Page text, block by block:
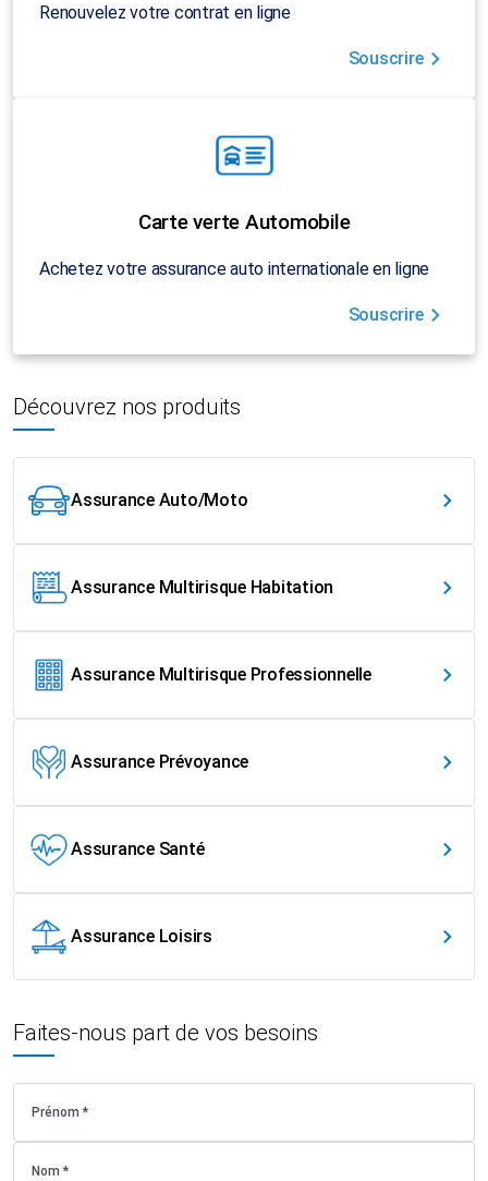
Renouvelez votre contrat en ligne
Souscrire
Carte verte Automobile
Achetez votre assurance auto internationale en ligne
Souscrire
Découvrez nos produits
Assurance Auto/Moto
Assurance Multirisque Habitation
Assurance Multirisque Professionnelle
Assurance Prévoyance
Assurance Santé
Assurance Loisirs
Faites-nous part de vos besoins